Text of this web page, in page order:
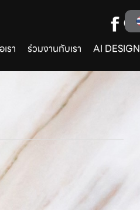
รา ร่วมงานกับเรา AI DESIGN